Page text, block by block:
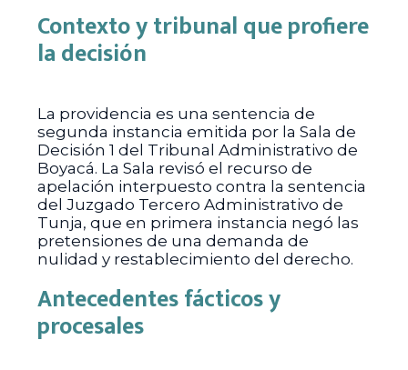
Contexto y tribunal que profiere
la decisión
La providencia es una sentencia de
segunda instancia emitida por la Sala de
Decisión 1 del Tribunal Administrativo de
Boyacá. La Sala revisó el recurso de
apelación interpuesto contra la sentencia
del Juzgado Tercero Administrativo de
Tunja, que en primera instancia negó las
pretensiones de una demanda de
nulidad y restablecimiento del derecho.
Antecedentes fácticos y
procesales